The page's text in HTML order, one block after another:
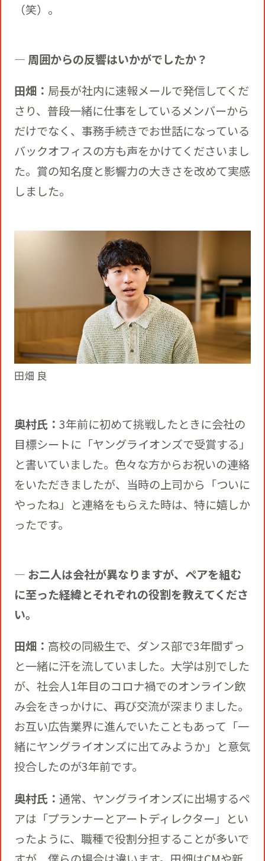
（笑）。
― 周囲からの反響はいかがでしたか？
田畑： 局長が社内に速報メールで発信してくだ
さり、普段一緒に仕事をしているメンバーから
だけでなく、事務手続きでお世話になっている
バックオフィスの方も声をかけてくださいまし
た。賞の知名度と影響力の大きさを改めて実感
しました。
田畑 良
奥村氏： 3年前に初めて挑戦したときに会社の
目標シートに「ヤングライオンズで受賞する」
と書いていました。色々な方からお祝いの連絡
をいただきましたが、当時の上司から「ついに
やったね」と連絡をもらえた時は、特に嬉しか
ったです。
― お二人は会社が異なりますが、ペアを組む
に至った経緯とそれぞれの役割を教えてくださ
い。
田畑： 高校の同級生で、ダンス部で3年間ずっ
と一緒に汗を流していました。大学は別でした
が、社会人1年目のコロナ禍でのオンライン飲
み会をきっかけに、再び交流が深まりました。
お互い広告業界に進んでいたこともあって「一
緒にヤングライオンズに出てみようか」と意気
投合したのが3年前です。
奥村氏： 通常、ヤングライオンズに出場するペ
アは「プランナーとアートディレクター」とい
ったように、職種で役割分担することが多いで